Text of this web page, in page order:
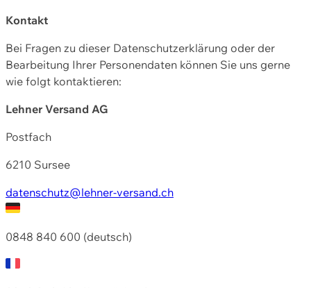
Kontakt
Bei Fragen zu dieser Datenschutzerklärung oder der
Bearbeitung Ihrer Personendaten können Sie uns gerne
wie folgt kontaktieren:
Lehner Versand AG
Postfach
6210 Sursee
datenschutz@lehner-versand.ch
0848 840 600 (deutsch)